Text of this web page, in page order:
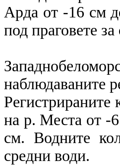
Арда от -16 см
под праговете
наблюдаваните
Регистрираните
на р. Места от -
см. Водните
средни води.